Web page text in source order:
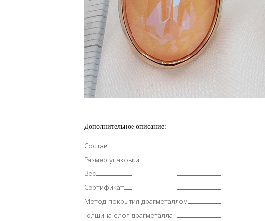
Дополнительное описание:
Состав
Размер упаковки
Вес
Сертификат
Метод покрытия драгметаллом
Толщина слоя драгметалла